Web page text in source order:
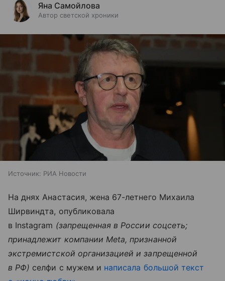
Яна Самойлова
Автор светской хроники
Источник: РИА Новости
На днях Анастасия, жена 67-летнего Михаила
Ширвиндта, опубликовала
в Instagram (запрещенная в России соцсеть;
принадлежит компании Meta, признанной
экстремистской организацией и запрещенной
в РФ) селфи с мужем и написала большой текст